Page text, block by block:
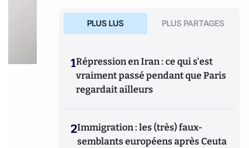
autre Histoire de la Laïcité(2013) etL'Argent
des Autres (2015).
PLUS LUS PLUS PARTAGES
1Répression en Iran : ce qui s'est
vraiment passé pendant que Paris
regardait ailleurs
2Immigration : les (très) faux-
semblants européens après Ceuta